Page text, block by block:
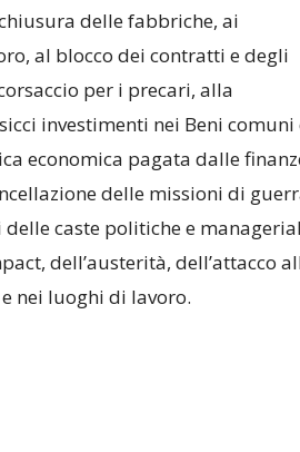
delle fabbriche, ai
al blocco dei contratti e degli
per i precari, alla
investimenti nei Beni comuni
economica pagata dalle
delle missioni di
caste politiche e
dell’austerità, dell’attacco
nei luoghi di lavoro.